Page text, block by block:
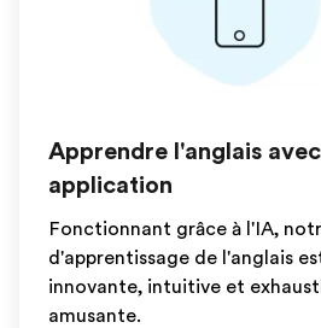
Apprendre l'anglais
application
Fonctionnant grâce à l'IA,
d'apprentissage de l'anglais
innovante, intuitive et
amusante.